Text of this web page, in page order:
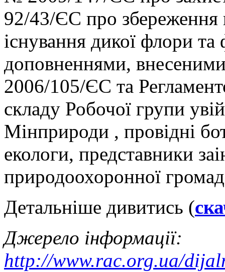
92/43/ЄС про збереження
існування дикої флори та
доповненнями,
2006/105/ЄС та
складу Робочої групи
Мінприроди , провідні
екологи, представники
природоохоронної
Детальніше дивитись (
Джерело інформації:
http://www.rac.org.ua/